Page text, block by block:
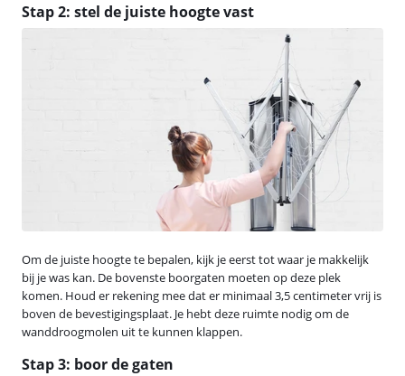
Stap 2: stel de juiste hoogte vast
Om de juiste hoogte te bepalen, kijk je eerst tot waar je makkelijk
bij je was kan. De bovenste boorgaten moeten op deze plek
komen. Houd er rekening mee dat er minimaal 3,5 centimeter vrij is
boven de bevestigingsplaat. Je hebt deze ruimte nodig om de
wanddroogmolen uit te kunnen klappen.
Stap 3: boor de gaten